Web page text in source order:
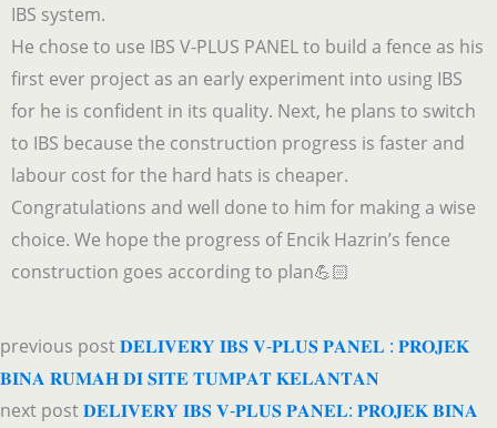
IBS system.
He chose to use IBS V-PLUS PANEL to build a fence as his
first ever project as an early experiment into using IBS
for he is confident in its quality. Next, he plans to switch
to IBS because the construction progress is faster and
labour cost for the hard hats is cheaper.
Congratulations and well done to him for making a wise
choice. We hope the progress of Encik Hazrin’s fence
construction goes according to plan💪🏻
previous post𝐃𝐄𝐋𝐈𝐕𝐄𝐑𝐘 𝐈𝐁𝐒 𝐕-𝐏𝐋𝐔𝐒 𝐏𝐀𝐍𝐄𝐋 : 𝐏𝐑𝐎𝐉𝐄𝐊
𝐁𝐈𝐍𝐀 𝐑𝐔𝐌𝐀𝐇 𝐃𝐈 𝐒𝐈𝐓𝐄 𝐓𝐔𝐌𝐏𝐀𝐓 𝐊𝐄𝐋𝐀𝐍𝐓𝐀𝐍
next post𝐃𝐄𝐋𝐈𝐕𝐄𝐑𝐘 𝐈𝐁𝐒 𝐕-𝐏𝐋𝐔𝐒 𝐏𝐀𝐍𝐄𝐋: 𝐏𝐑𝐎𝐉𝐄𝐊 𝐁𝐈𝐍𝐀